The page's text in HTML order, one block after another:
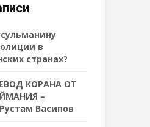
в
странах?
КОРАНА ОТ
–
Васипов